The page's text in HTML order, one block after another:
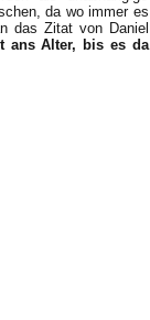
da wo immer es
das Zitat von Daniel
ans Alter, bis es da